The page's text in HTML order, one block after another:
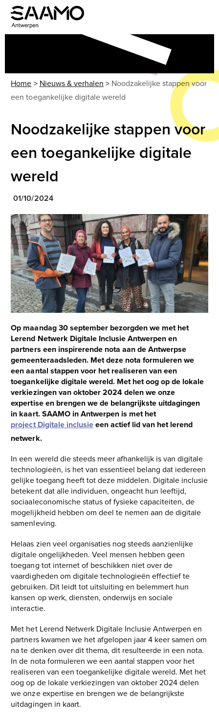
Skip
content
Open
mobile
Close
mobile
Home > Nieuws & verhalen > Noodzakelijke stappen voor
een toegankelijke digitale wereld
Noodzakelijke stappen voor
een toegankelijke digitale
wereld
01/10/2024
Use
the
left
and
right
arrow
keys
to
access
the
carousel
navigation
buttons
Op maandag 30 september bezorgden we met het
Lerend Netwerk Digitale Inclusie Antwerpen en
partners een inspirerende nota aan de Antwerpse
gemeenteraadsleden. Met deze nota formuleren we
een aantal stappen voor het realiseren van een
toegankelijke digitale wereld. Met het oog op de lokale
verkiezingen van oktober 2024 delen we onze
expertise en brengen we de belangrijkste uitdagingen
in kaart. SAAMO in Antwerpen is met het
project Digitale inclusieeen actief lid van het lerend
netwerk.
In een wereld die steeds meer afhankelijk is van digitale
technologieën, is het van essentieel belang dat iedereen
gelijke toegang heeft tot deze middelen. Digitale inclusie
betekent dat alle individuen, ongeacht hun leeftijd,
sociaaleconomische status of fysieke capaciteiten, de
mogelijkheid hebben om deel te nemen aan de digitale
samenleving.
Helaas zien veel organisaties nog steeds aanzienlijke
digitale ongelijkheden. Veel mensen hebben geen
toegang tot internet of beschikken niet over de
vaardigheden om digitale technologieën effectief te
gebruiken. Dit leidt tot uitsluiting en belemmert hun
kansen op werk, diensten, onderwijs en sociale
interactie.
Met het Lerend Netwerk Digitale Inclusie Antwerpen en
partners kwamen we het afgelopen jaar 4 keer samen om
na te denken over dit thema, dit resulteerde in een nota.
In de nota formuleren we een aantal stappen voor het
realiseren van een toegankelijke digitale wereld. Met het
oog op de lokale verkiezingen van oktober 2024 delen
we onze expertise en brengen we de belangrijkste
uitdagingen in kaart.